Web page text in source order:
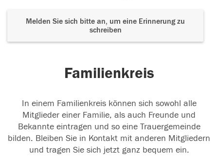
Melden Sie sich bitte an, um eine Erinnerung zu
schreiben
Familienkreis
In einem Familienkreis können sich sowohl alle
Mitglieder einer Familie, als auch Freunde und
Bekannte eintragen und so eine Trauergemeinde
bilden. Bleiben Sie in Kontakt mit anderen Mitgliedern
und tragen Sie sich jetzt ganz bequem ein.